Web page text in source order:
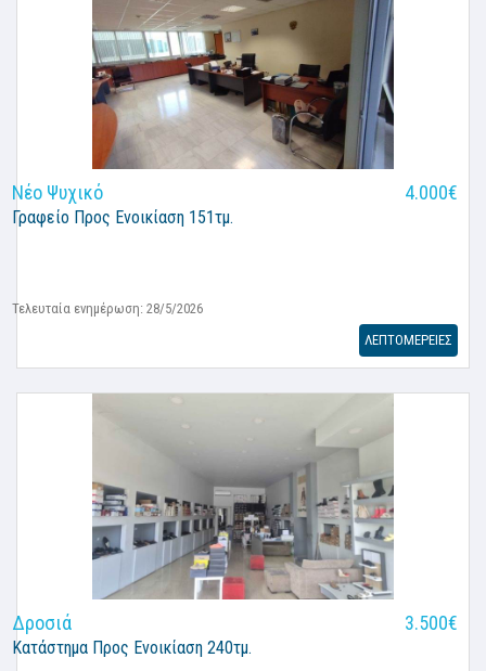
Νέο Ψυχικό 4.000€
Γραφείο Προς Ενοικίαση 151τμ.
Τελευταία ενημέρωση: 28/5/2026
ΛΕΠΤΟΜΕΡΕΙΕΣ
Δροσιά 3.500€
Κατάστημα Προς Ενοικίαση 240τμ.